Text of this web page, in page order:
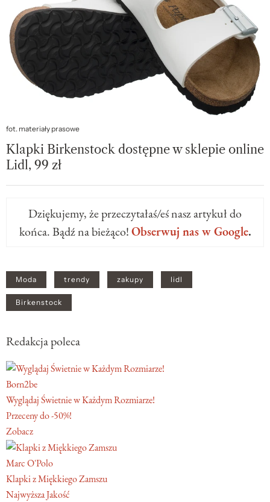
fot. materiały prasowe
Klapki Birkenstock dostępne w sklepie online
Lidl, 99 zł
Dziękujemy, że przeczytałaś/eś nasz artykuł do
końca. Bądź na bieżąco!Obserwuj nas w Google.
Moda trendy zakupy lidl
Birkenstock
Redakcja poleca
Born2be
Wyglądaj Świetnie w Każdym Rozmiarze!
Przeceny do -50%!
Zobacz
Marc O'Polo
Klapki z Miękkiego Zamszu
Najwyższa Jakość